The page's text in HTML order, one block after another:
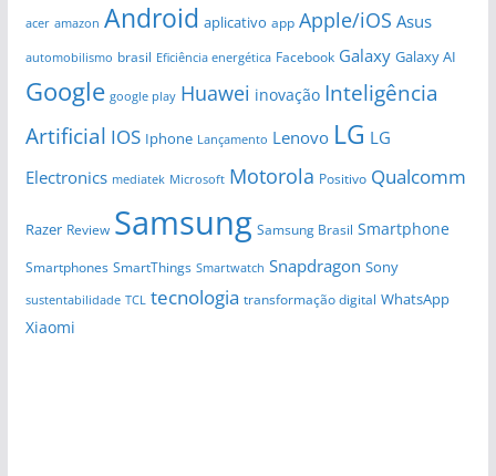
acer amazon Android aplicativo app Apple/iOS Asus
automobilismo brasil Eficiência energética Facebook Galaxy Galaxy AI
Google google play Huawei inovação Inteligência
Artificial IOS Iphone Lançamento Lenovo LG LG
Electronics mediatek Microsoft Motorola Positivo Qualcomm
Razer Review Samsung Samsung Brasil Smartphone
Smartphones SmartThings Smartwatch Snapdragon Sony
sustentabilidade TCL tecnologia transformação digital WhatsApp
Xiaomi